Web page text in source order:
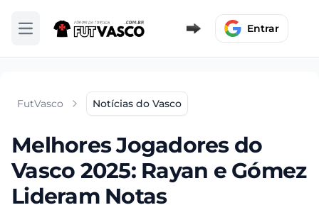
Abrir menu Entrar
FutVasco Notícias do Vasco
Melhores Jogadores do
Vasco 2025: Rayan e Gómez
Lideram Notas